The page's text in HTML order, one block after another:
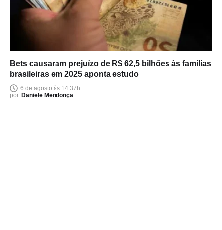
Bets causaram prejuízo de R$ 62,5 bilhões às famílias
brasileiras em 2025 aponta estudo
6 de agosto às 14:37h
por Daniele Mendonça